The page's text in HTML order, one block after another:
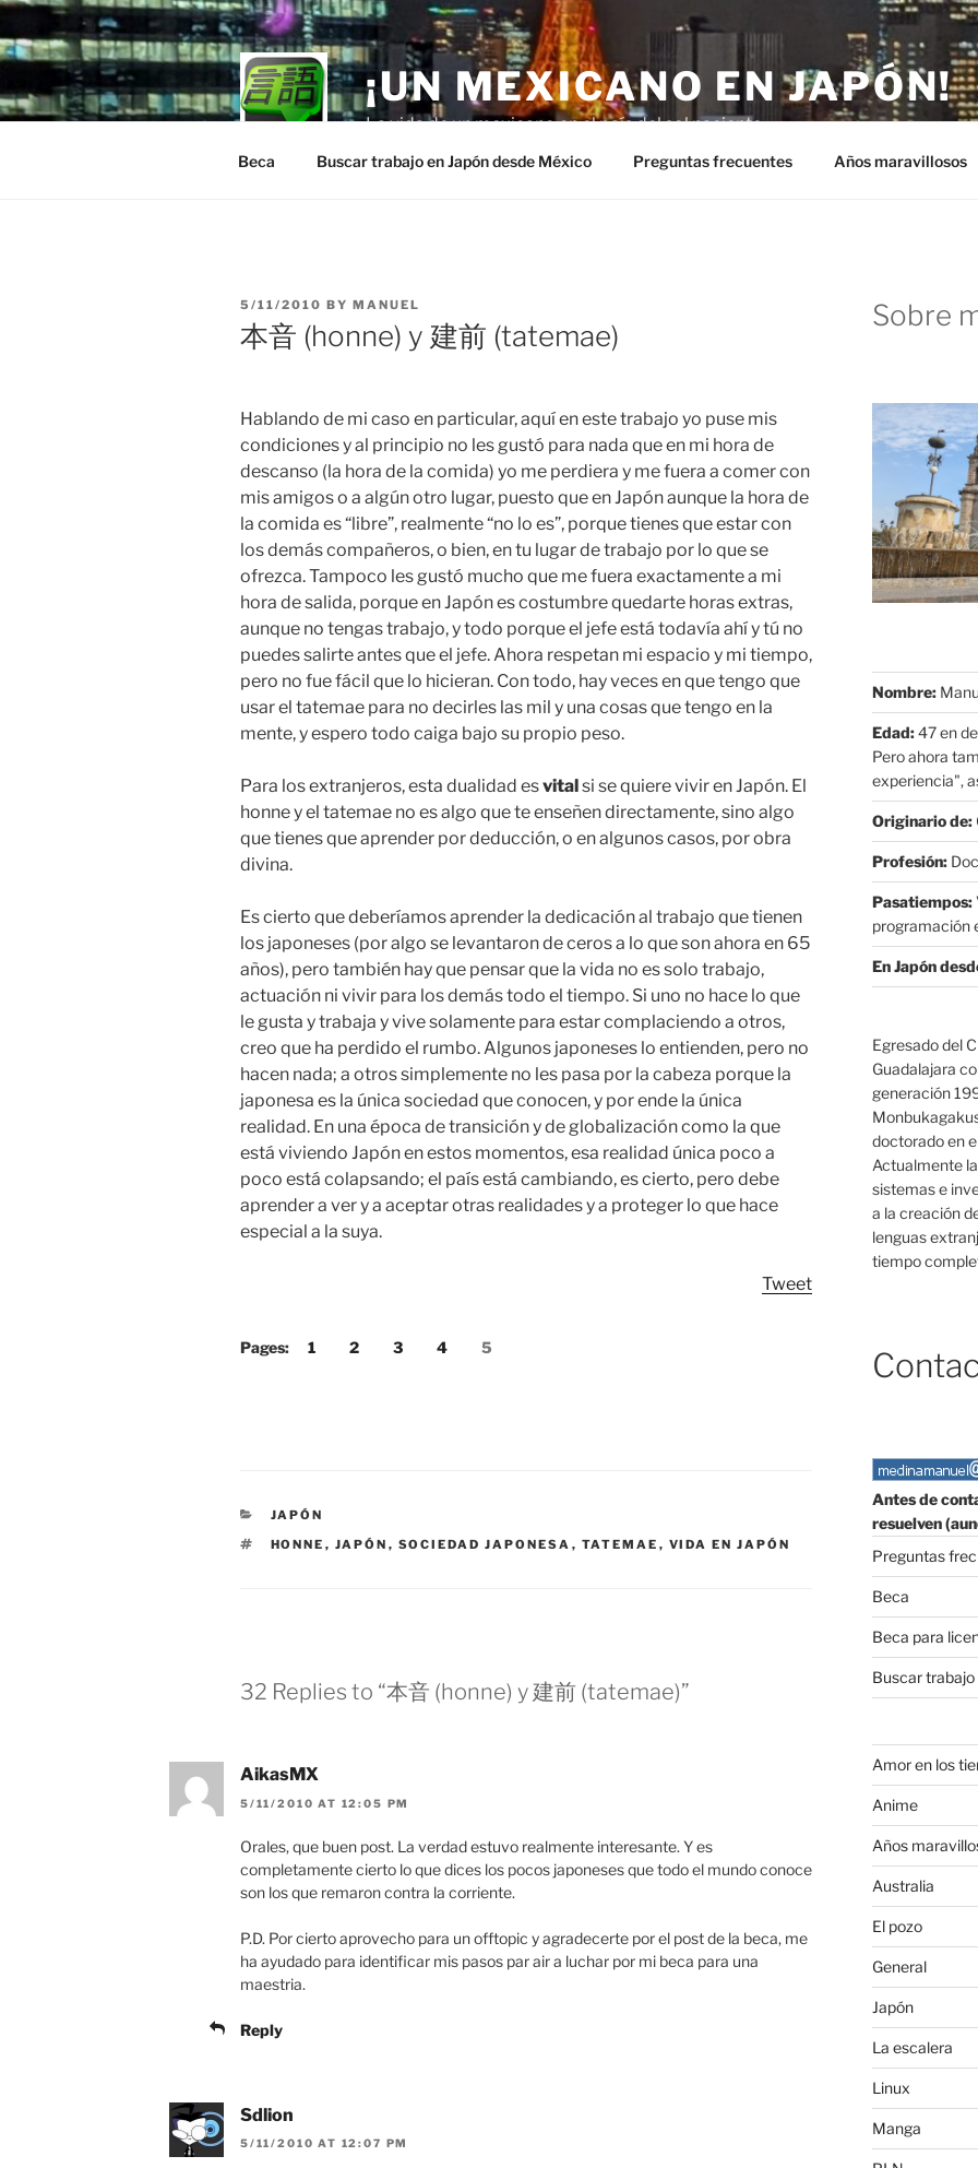
Skip
to
content
¡UN MEXICANO EN JAPÓN!
La vida de un mexicano en el país del sol naciente.
Beca Buscar trabajo en Japón desde México Preguntas frecuentes Años maravillosos
POSTED
ON
5/11/2010 BY MANUEL
本音 (honne) y 建前 (tatemae)
Hablando de mi caso en particular, aquí en este trabajo yo puse mis
condiciones y al principio no les gustó para nada que en mi hora de
descanso (la hora de la comida) yo me perdiera y me fuera a comer con
mis amigos o a algún otro lugar, puesto que en Japón aunque la hora de
la comida es “libre”, realmente “no lo es”, porque tienes que estar con
los demás compañeros, o bien, en tu lugar de trabajo por lo que se
ofrezca. Tampoco les gustó mucho que me fuera exactamente a mi
hora de salida, porque en Japón es costumbre quedarte horas extras,
aunque no tengas trabajo, y todo porque el jefe está todavía ahí y tú no
puedes salirte antes que el jefe. Ahora respetan mi espacio y mi tiempo,
pero no fue fácil que lo hicieran. Con todo, hay veces en que tengo que
usar el tatemae para no decirles las mil y una cosas que tengo en la
mente, y espero todo caiga bajo su propio peso.
Para los extranjeros, esta dualidad esvital si se quiere vivir en Japón. El
honne y el tatemae no es algo que te enseñen directamente, sino algo
que tienes que aprender por deducción, o en algunos casos, por obra
divina.
Es cierto que deberíamos aprender la dedicación al trabajo que tienen
los japoneses (por algo se levantaron de ceros a lo que son ahora en 65
años), pero también hay que pensar que la vida no es solo trabajo,
actuación ni vivir para los demás todo el tiempo. Si uno no hace lo que
le gusta y trabaja y vive solamente para estar complaciendo a otros,
creo que ha perdido el rumbo. Algunos japoneses lo entienden, pero no
hacen nada; a otros simplemente no les pasa por la cabeza porque la
japonesa es la única sociedad que conocen, y por ende la única
realidad. En una época de transición y de globalización como la que
está viviendo Japón en estos momentos, esa realidad única poco a
poco está colapsando; el país está cambiando, es cierto, pero debe
aprender a ver y a aceptar otras realidades y a proteger lo que hace
especial a la suya.
Tweet
Pages: 1 2 3 4 5
CATEGORIES
JAPÓN
TAGS
HONNE , JAPÓN , SOCIEDAD JAPONESA , TATEMAE , VIDA EN JAPÓN
32 Replies to “本音 (honne) y 建前 (tatemae)”
AikasMX
5/11/2010 AT 12:05 PM
Orales, que buen post. La verdad estuvo realmente interesante. Y es
completamente cierto lo que dices los pocos japoneses que todo el mundo conoce
son los que remaron contra la corriente.
P.D. Por cierto aprovecho para un offtopic y agradecerte por el post de la beca, me
ha ayudado para identificar mis pasos par air a luchar por mi beca para una
maestria.
Reply
Sdlion
5/11/2010 AT 12:07 PM
Sobre
Nombre:
Edad:47 en
Pero ahora
experiencia",
Originario de:
Profesión:
Pasatiempos:
programación
En Japón
Egresado del
Guadalajara
generación
doctorado en
Actualmente
sistemas e
a la creación
lenguas
tiempo
Antes de
resuelven
Preguntas
Beca
Beca para
Buscar
Amor en los
Anime
Años
Australia
El pozo
General
Japón
La escalera
Linux
Manga